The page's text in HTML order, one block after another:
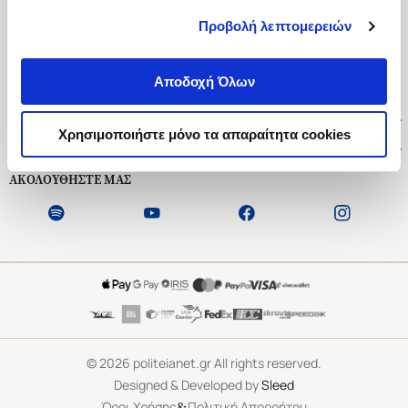
Προβολή λεπτομερειών
Αποδοχή Όλων
Χρησιμοποιήστε μόνο τα απαραίτητα cookies
Ασκληπιού 1-3, Αθήνα 106 79
Δευτέρα - Παρασκευή 09:00-21:00
Εξυπηρέτηση Πελατών
ΑΚΟΛΟΥΘΗΣΤΕ ΜΑΣ
©2026 politeianet.gr All rights reserved.
Designed & Developed bySleed